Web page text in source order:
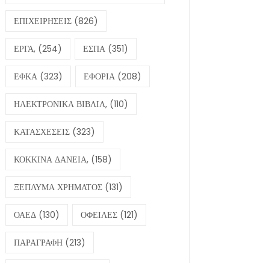
ΕΠΙΧΕΙΡΗΣΕΙΣ (826)
ΕΡΓΑ, (254) ΕΣΠΑ (351)
ΕΦΚΑ (323) ΕΦΟΡΙΑ (208)
ΗΛΕΚΤΡΟΝΙΚΑ ΒΙΒΛΙΑ, (110)
ΚΑΤΑΣΧΕΣΕΙΣ (323)
ΚΟΚΚΙΝΑ ΔΑΝΕΙΑ, (158)
ΞΕΠΛΥΜΑ ΧΡΗΜΑΤΟΣ (131)
ΟΑΕΔ (130) ΟΦΕΙΛΕΣ (121)
ΠΑΡΑΓΡΑΦΗ (213)